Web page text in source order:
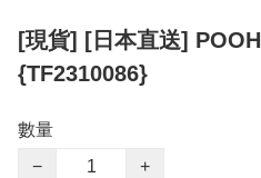
[現貨] [日本直送]
{TF2310086}
數量
−
+